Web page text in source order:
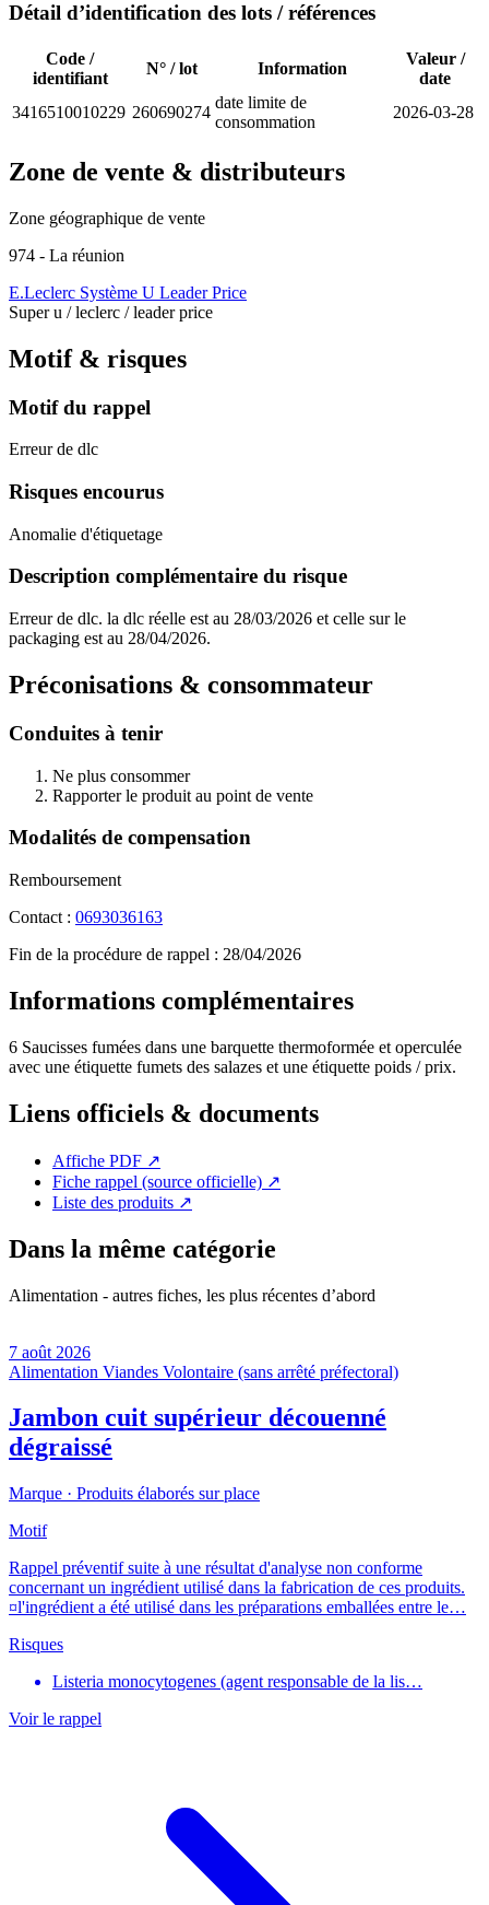
Détail d’identification des lots / références
Code /
identifiant
N° / lot Information
Valeur /
date
3416510010229 260690274
date limite de
consommation
2026-03-28
Zone de vente & distributeurs
Zone géographique de vente
974 - La réunion
E.Leclerc Système U Leader Price
Super u / leclerc / leader price
Motif & risques
Motif du rappel
Erreur de dlc
Risques encourus
Anomalie d'étiquetage
Description complémentaire du risque
Erreur de dlc. la dlc réelle est au 28/03/2026 et celle sur le
packaging est au 28/04/2026.
Préconisations & consommateur
Conduites à tenir
Ne plus consommer
Rapporter le produit au point de vente
Modalités de compensation
Remboursement
Contact : 0693036163
Fin de la procédure de rappel : 28/04/2026
Informations complémentaires
6 Saucisses fumées dans une barquette thermoformée et operculée
avec une étiquette fumets des salazes et une étiquette poids / prix.
Liens officiels & documents
Affiche PDF ↗
Fiche rappel (source officielle) ↗
Liste des produits ↗
Dans la même catégorie
Alimentation - autres fiches, les plus récentes d’abord
7 août 2026
Alimentation Viandes Volontaire (sans arrêté préfectoral)
Jambon cuit supérieur découenné
dégraissé
Marque · Produits élaborés sur place
Motif
Rappel préventif suite à une résultat d'analyse non conforme
concernant un ingrédient utilisé dans la fabrication de ces produits.
¤l'ingrédient a été utilisé dans les préparations emballées entre le…
Risques
Listeria monocytogenes (agent responsable de la lis…
Voir le rappel